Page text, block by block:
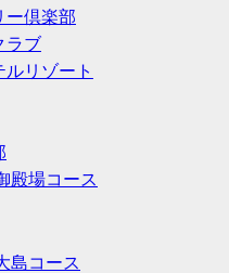
ー倶楽部
ラブ
リゾート
殿場コース
島コース